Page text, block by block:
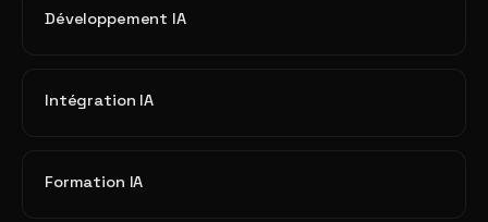
Développement IA
Intégration IA
Formation IA